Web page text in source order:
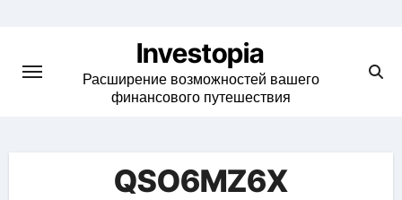
content
Investopia
Расширение возможностей вашего
финансового путешествия
QSO6MZ6X